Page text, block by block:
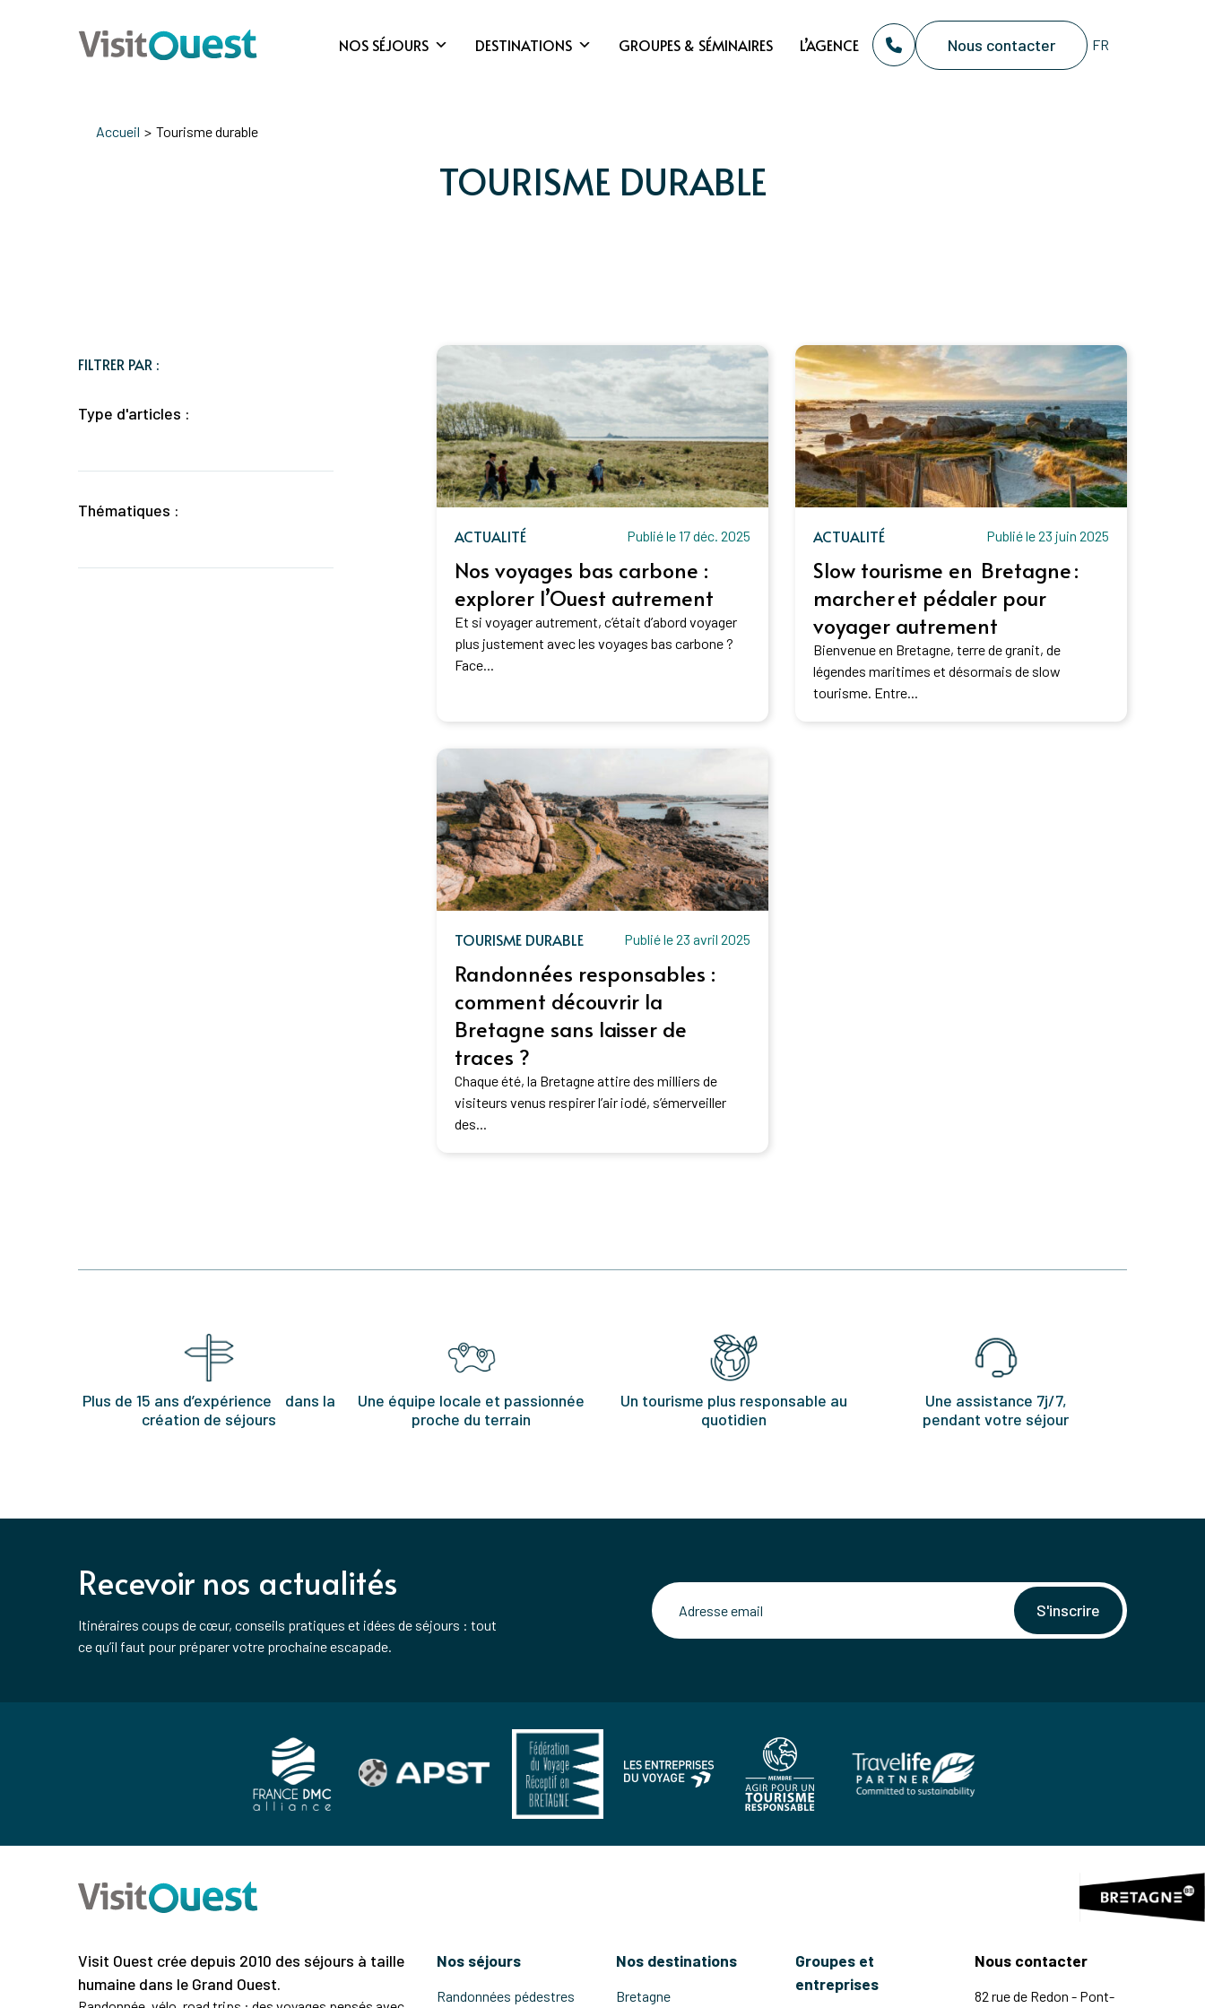
NOS SÉJOURS DESTINATIONS GROUPES & SÉMINAIRES L’AGENCE Nous contacter
Accueil > Tourisme durable
TOURISME DURABLE
FILTRER PAR :
Type d'articles :
Thématiques :
ACTUALITÉ
Publié le 17 déc. 2025
Nos voyages bas carbone :
explorer l’Ouest autrement
Et si voyager autrement, c’était d’abord voyager
plus justement avec les voyages bas carbone ?
Face...
ACTUALITÉ Publié le 23 juin 2025
Slow tourisme en Bretagne :
marcher et pédaler pour
voyager autrement
Bienvenue en Bretagne, terre de granit, de
légendes maritimes et désormais de slow
tourisme. Entre...
TOURISME DURABLE Publié le 23 avril 2025
Randonnées responsables :
comment découvrir la
Bretagne sans laisser de
traces ?
Chaque été, la Bretagne attire des milliers de
visiteurs venus respirer l’air iodé, s’émerveiller
des...
Plus de 15 ans d’expérience dans la
création de séjours
Une équipe locale et passionnée
proche du terrain
Un tourisme plus responsable au
quotidien
Une assistance 7j/7,
pendant votre séjour
Recevoir nos actualités
Itinéraires coups de cœur, conseils pratiques et idées de séjours : tout
ce qu’il faut pour préparer votre prochaine escapade.
S'inscrire
Visit Ouest crée depuis 2010 des séjours à taille
humaine dans le Grand Ouest.
Nos séjours
Randonnées pédestres
Nos destinations
Bretagne
Groupes et
entreprises
Nous contacter
82 rue de Redon - Pont-